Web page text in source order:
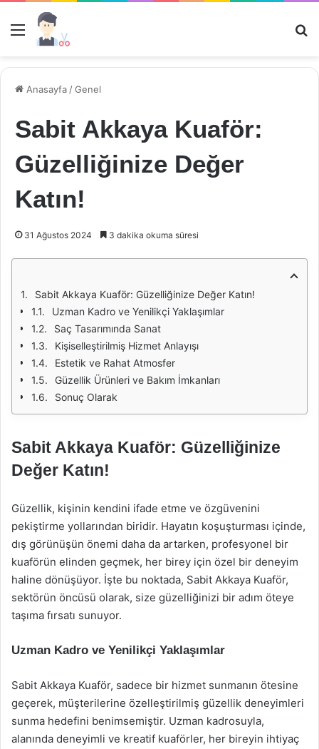
Menü
Anasayfa /Genel
Sabit Akkaya Kuaför:
Güzelliğinize Değer
Katın!
31 Ağustos 2024 3 dakika okuma süresi
Sabit Akkaya Kuaför: Güzelliğinize Değer Katın!
Uzman Kadro ve Yenilikçi Yaklaşımlar
Saç Tasarımında Sanat
Kişiselleştirilmiş Hizmet Anlayışı
Estetik ve Rahat Atmosfer
Güzellik Ürünleri ve Bakım İmkanları
Sonuç Olarak
Sabit Akkaya Kuaför: Güzelliğinize
Değer Katın!
Güzellik, kişinin kendini ifade etme ve özgüvenini
pekiştirme yollarından biridir. Hayatın koşuşturması içinde,
dış görünüşün önemi daha da artarken, profesyonel bir
kuaförün elinden geçmek, her birey için özel bir deneyim
haline dönüşüyor. İşte bu noktada, Sabit Akkaya Kuaför,
sektörün öncüsü olarak, size güzelliğinizi bir adım öteye
taşıma fırsatı sunuyor.
Uzman Kadro ve Yenilikçi Yaklaşımlar
Sabit Akkaya Kuaför, sadece bir hizmet sunmanın ötesine
geçerek, müşterilerine özelleştirilmiş güzellik deneyimleri
sunma hedefini benimsemiştir. Uzman kadrosuyla,
alanında deneyimli ve kreatif kuaförler, her bireyin ihtiyaç